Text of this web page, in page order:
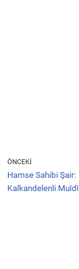
ÖNCEKI
Hamse Sahibi Şair:
Kalkandelenli Muîdî